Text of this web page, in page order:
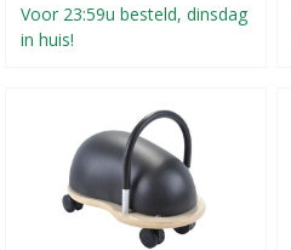
Voor 23:59u besteld, dinsdag
in huis!